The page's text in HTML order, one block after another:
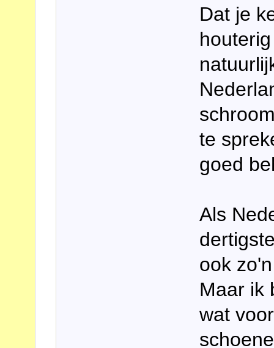
Dat je
te
goed
Als
ook
Maar ik
wat